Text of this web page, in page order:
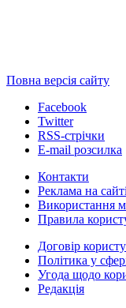
Повна версія сайту
Facebook
Twitter
RSS-стрічки
E-mail розсилка
Контакти
Реклама на сайті
Використання
Правила
Договір
Політика у
Угода щодо
Редакція